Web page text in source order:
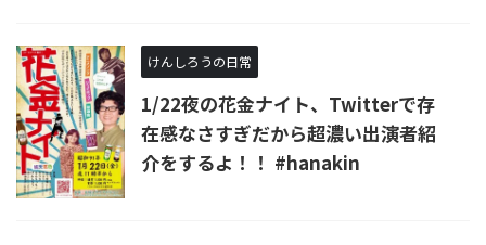
けんしろうの日常
1/22夜の花金ナイト、Twitterで存
在感なさすぎだから超濃い出演者紹
介をするよ！！ #hanakin